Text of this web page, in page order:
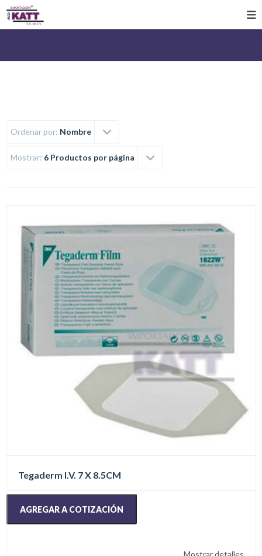
Ordenar por: Nombre
Mostrar: 6 Productos por página
Tegaderm I.V. 7 X 8.5CM
AGREGAR A COTIZACIÓN
Mostrar detalles